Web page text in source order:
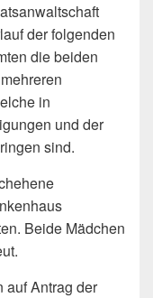
der folgenden
die beiden
in
und der
sind.
Beide Mädchen
auf Antrag der